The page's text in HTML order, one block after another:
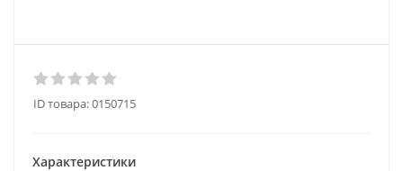
ID товара:0150715
Характеристики